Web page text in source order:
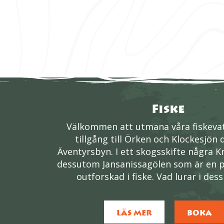
Fiske
Välkommen att utmana våra
tillgång till Örken och Klockesjön
Äventyrsbyn. I ett skogsskifte några
dessutom Jansanissagölen som är en
outforskad i fiske. Vad lurar i
LÄS MER BOKA